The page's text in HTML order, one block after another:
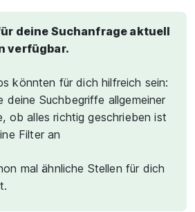
deine Suchanfrage aktuell
verfügbar.
könnten für dich hilfreich sein:
deine Suchbegriffe allgemeiner
ob alles richtig geschrieben ist
Filter an
mal ähnliche Stellen für dich